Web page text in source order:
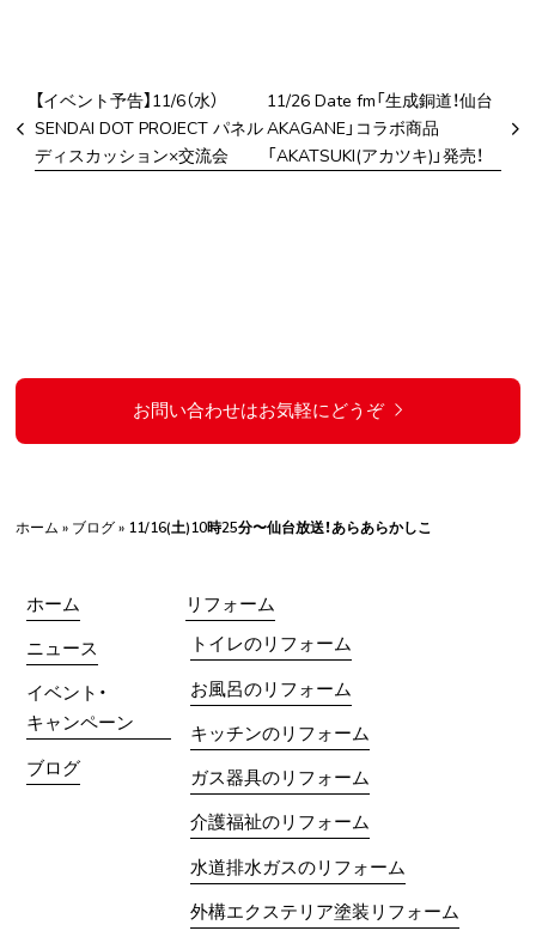
【イベント予告】11/6（水）
SENDAI DOT PROJECT パネル
ディスカッション×交流会
11/26 Date fm「生成銅道！仙台
AKAGANE」コラボ商品
「AKATSUKI(アカツキ)」発売！
お問い合わせはお気軽にどうぞ
ホーム » ブログ» 11/16(土)10時25分〜仙台放送！あらあらかしこ
ホーム
ニュース
イベント・
キャンペーン
ブログ
リフォーム
トイレのリフォーム
お風呂のリフォーム
キッチンのリフォーム
ガス器具のリフォーム
介護福祉のリフォーム
水道排水ガスのリフォーム
外構エクステリア塗装リフォーム